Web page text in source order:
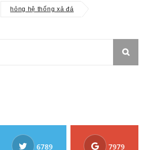
hỏng hệ thống xả đá
6789
7979